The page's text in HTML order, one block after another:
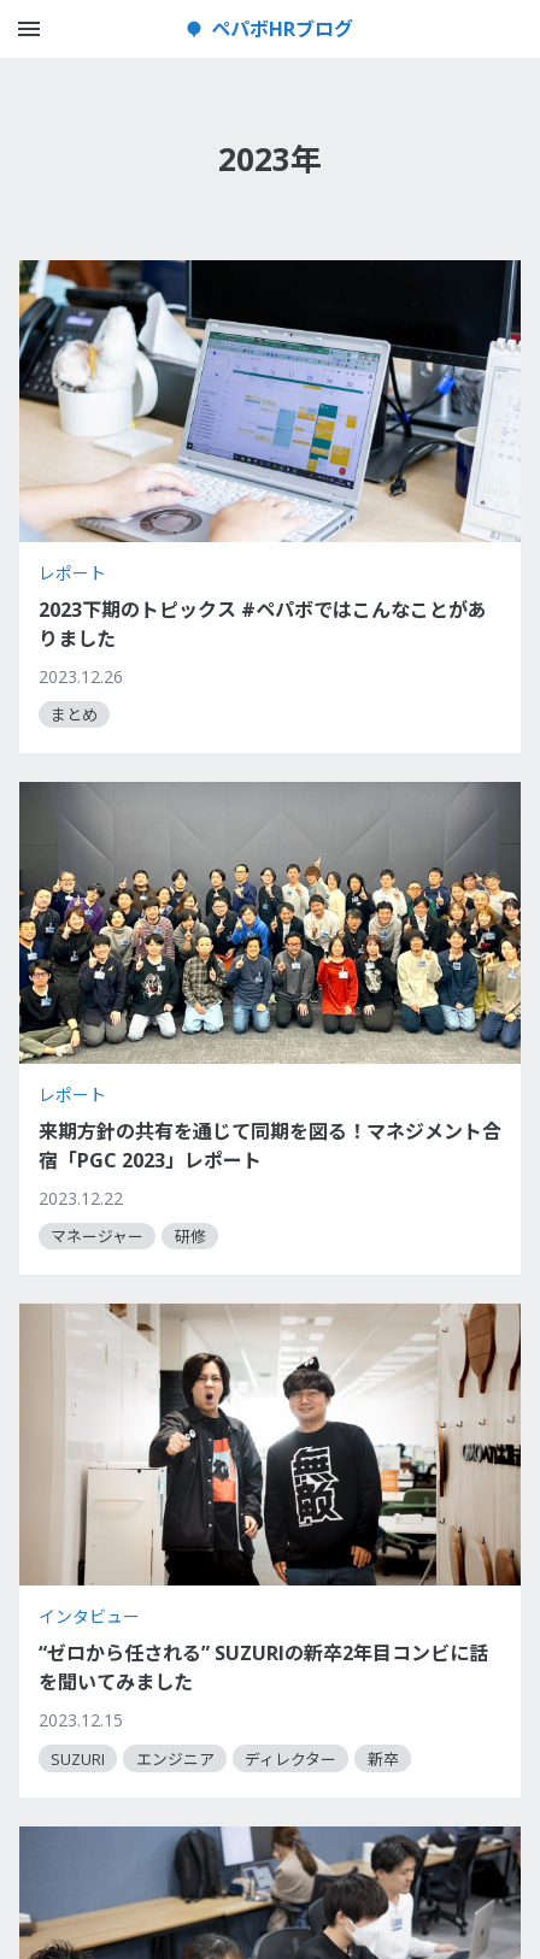
ペパボHRブログ
2023年
レポート
2023下期のトピックス #ペパボではこんなことがあ
りました
2023.12.26
まとめ
レポート
来期方針の共有を通じて同期を図る！マネジメント合
宿「PGC 2023」レポート
2023.12.22
マネージャー 研修
インタビュー
“ゼロから任される” SUZURIの新卒2年目コンビに話
を聞いてみました
2023.12.15
SUZURI エンジニア ディレクター 新卒